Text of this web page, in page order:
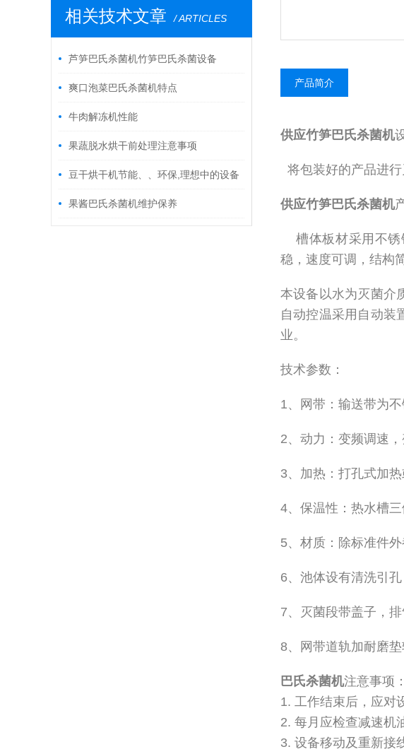
相关技术文章 / ARTICLES
芦笋巴氏杀菌机竹笋巴氏杀菌设备
爽口泡菜巴氏杀菌机特点
牛肉解冻机性能
果蔬脱水烘干前处理注意事项
豆干烘干机节能、、环保,理想中的设备
果酱巴氏杀菌机维护保养
产品简介
供应竹笋巴氏杀菌机
将包装好的产品进
供应竹笋巴氏杀菌机
槽体板材采用不锈
稳，速度可调，结构
本设备以水为灭菌介
自动控温采用自动装
业。
技术参数：
1、网带：输送带为
2、动力：变频调速
3、加热：打孔式加
4、保温性：热水槽三
5、材质：除标准件
6、池体设有清洗引
7、灭菌段带盖子，排
8、网带道轨加耐磨
巴氏杀菌机注意事项：
1. 工作结束后，应对
2. 每月应检查减速机
3. 设备移动及重新接